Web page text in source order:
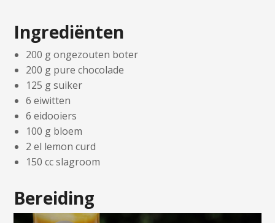
Ingrediënten
200 g ongezouten boter
200 g pure chocolade
125 g suiker
6 eiwitten
6 eidooiers
100 g bloem
2 el lemon curd
150 cc slagroom
Bereiding